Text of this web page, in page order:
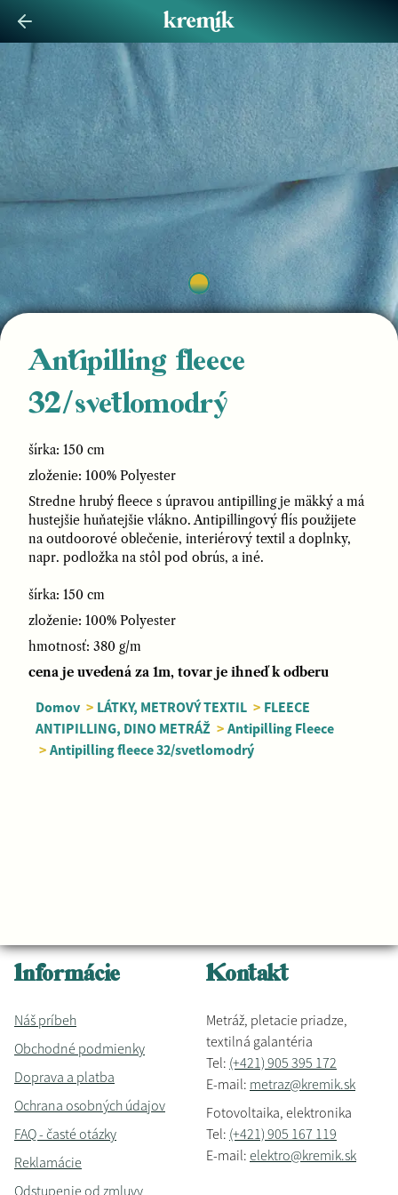
Antipilling fleece
32/svetlomodrý
šírka: 150 cm
zloženie: 100% Polyester
Stredne hrubý fleece s úpravou antipilling je mäkký a má
hustejšie huňatejšie vlákno. Antipillingový flís použijete
na outdoorové oblečenie, interiérový textil a doplnky,
napr. podložka na stôl pod obrús, a iné.
šírka: 150 cm
zloženie: 100% Polyester
hmotnosť: 380 g/m
cena je uvedená za 1m, tovar je ihneď k odberu
Domov > LÁTKY, METROVÝ TEXTIL > FLEECE
ANTIPILLING, DINO METRÁŽ > Antipilling Fleece
> Antipilling fleece 32/svetlomodrý
Informácie
Náš príbeh
Obchodné podmienky
Doprava a platba
Ochrana osobných údajov
FAQ - časté otázky
Reklamácie
Odstupenie od zmluvy
Kontakt
Metráž, pletacie priadze,
textilná galantéria
Tel: (+421) 905 395 172
E-mail: metraz@kremik.sk
Fotovoltaika, elektronika
Tel: (+421) 905 167 119
E-mail: elektro@kremik.sk